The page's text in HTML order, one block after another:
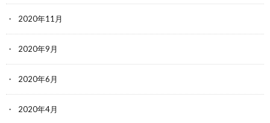
2020年11月
2020年9月
2020年6月
2020年4月